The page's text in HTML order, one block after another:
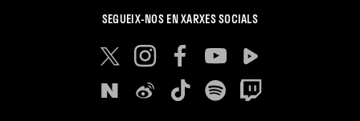
SEGUEIX-NOS EN XARXES SOCIALS